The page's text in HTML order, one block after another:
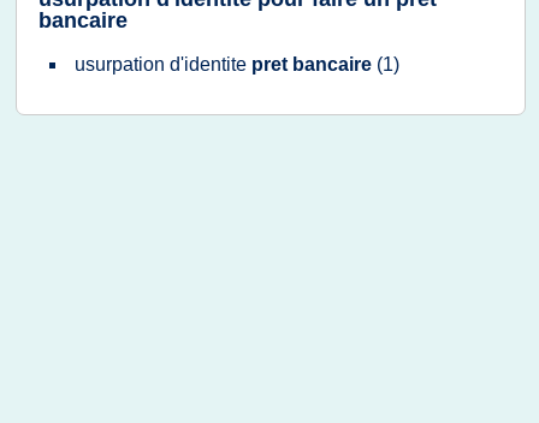
bancaire
usurpation d'identite pret bancaire (1)